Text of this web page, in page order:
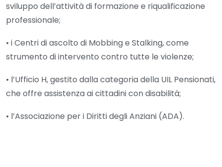
sviluppo dell’attività di formazione e riqualificazione
professionale;
• i Centri di ascolto di Mobbing e Stalking, come
strumento di intervento contro tutte le violenze;
• l’Ufficio H, gestito dalla categoria della UIL Pensionati,
che offre assistenza ai cittadini con disabilità;
• l’Associazione per i Diritti degli Anziani (ADA).